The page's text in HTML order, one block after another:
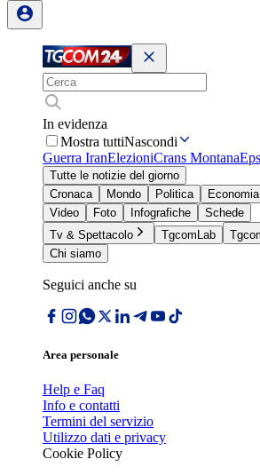
In evidenza
Mostra tuttiNascondi
Guerra IranElezioniCrans Montana
Tutte le notizie del giorno
Cronaca
Mondo Politica Economia
Video
Foto Infografiche
Schede
Tv & Spettacolo
TgcomLab
Chi siamo
Seguici anche su
Area personale
Help e Faq
Info e contatti
Termini del servizio
Utilizzo dati e privacy
Cookie Policy